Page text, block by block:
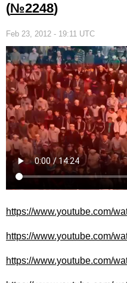
(№2248)
Feb 23, 2012 - 19:11 UTC
https://www.youtube.com/
https://www.youtube.com/
https://www.youtube.com/